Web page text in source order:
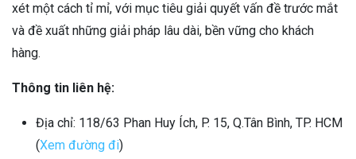
xét một cách tỉ mỉ, với mục tiêu giải quyết vấn đề trước mắt
và đề xuất những giải pháp lâu dài, bền vững cho khách
hàng.
Thông tin liên hệ:
Địa chỉ: 118/63 Phan Huy Ích, P. 15, Q.Tân Bình, TP. HCM
(Xem đường đi)